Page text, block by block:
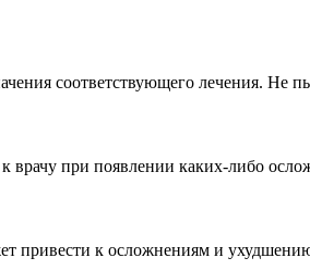
соответствующего лечения. Не
врачу при появлении каких-либо
привести к осложнениям и